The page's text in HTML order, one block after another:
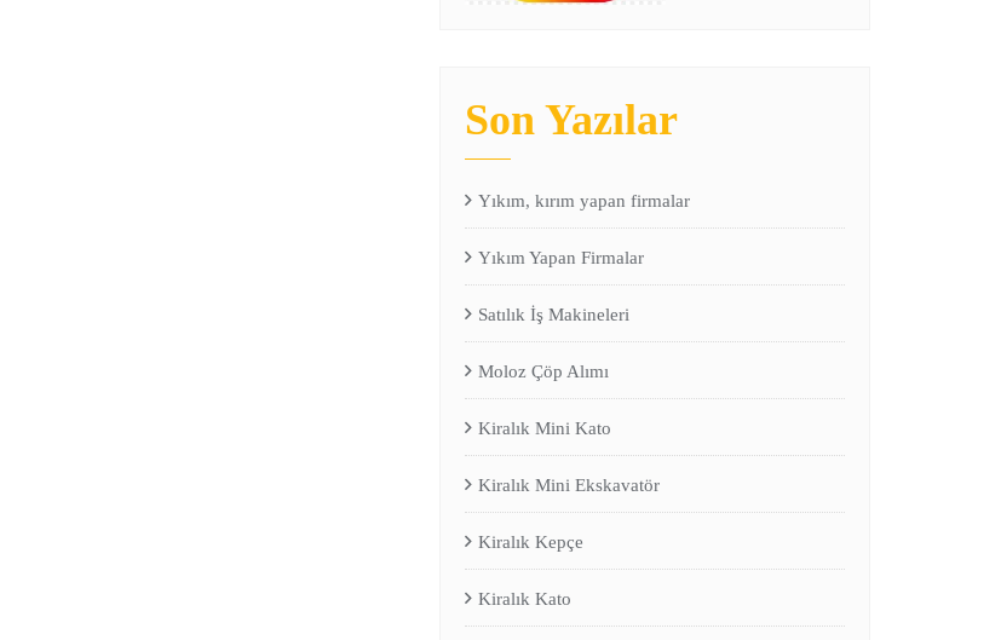
Son Yazılar
Yıkım, kırım yapan firmalar
Yıkım Yapan Firmalar
Satılık İş Makineleri
Moloz Çöp Alımı
Kiralık Mini Kato
Kiralık Mini Ekskavatör
Kiralık Kepçe
Kiralık Kato